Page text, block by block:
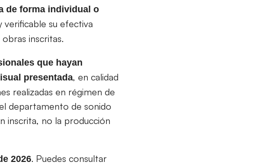
de forma individual o
su efectiva
inscritas.
que hayan
presentada, en calidad
realizadas en régimen de
departamento de sonido
inscrita, no la producción
2026. Puedes consultar